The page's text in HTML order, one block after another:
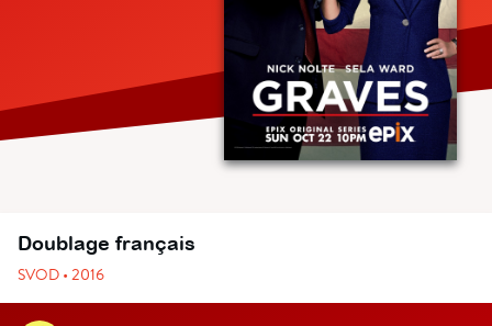
Doublage français
SVOD • 2016